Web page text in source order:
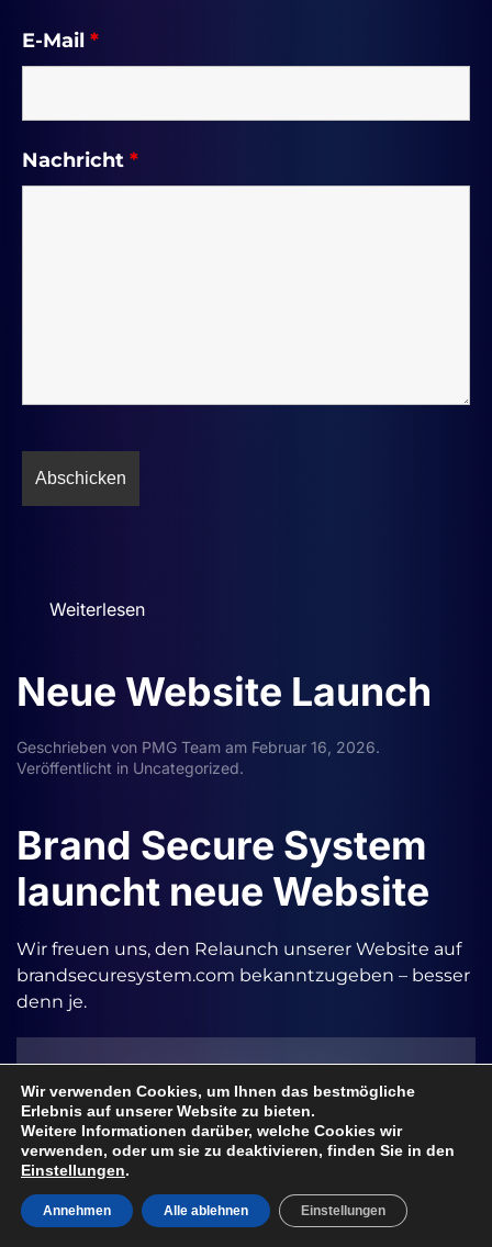
E-Mail *
Nachricht *
Weiterlesen
Neue Website Launch
Geschrieben von PMG Team am Februar 16, 2026.
Veröffentlicht in Uncategorized.
Brand Secure System
launcht neue Website
Wir freuen uns, den Relaunch unserer Website auf
brandsecuresystem.com bekanntzugeben – besser
denn je.
Wir verwenden Cookies, um Ihnen das bestmögliche
Erlebnis auf unserer Website zu bieten.
Weitere Informationen darüber, welche Cookies wir
verwenden, oder um sie zu deaktivieren, finden Sie in den
Einstellungen.
Annehmen Alle ablehnen Einstellungen